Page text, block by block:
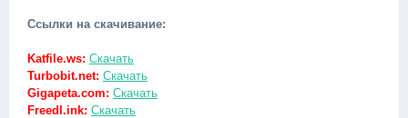
Ссылки на скачивание:
Katfile.ws: Скачать
Turbobit.net: Скачать
Gigapeta.com: Скачать
Freedl.ink: Скачать